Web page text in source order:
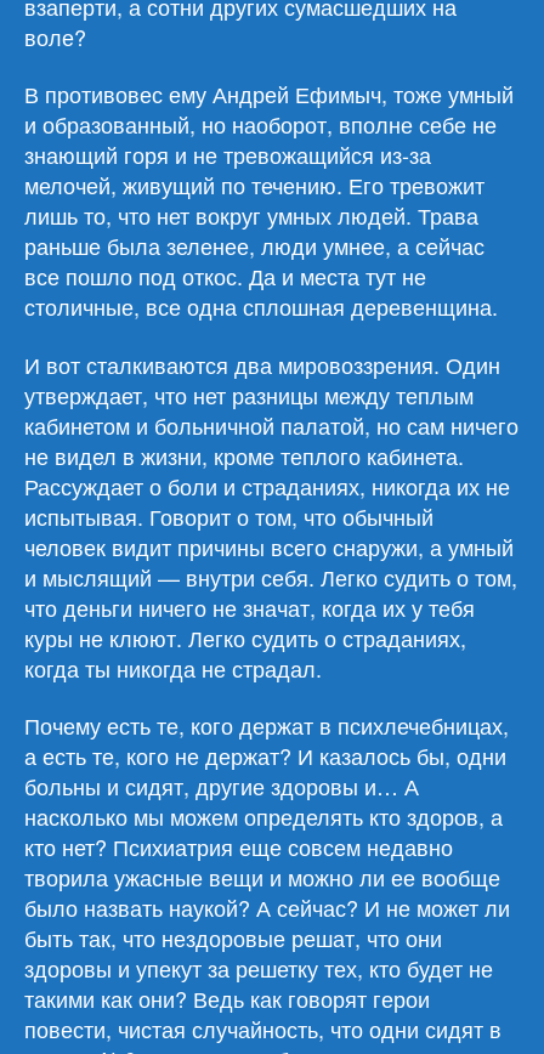
воле?
В противовес ему Андрей Ефимыч, тоже умный
и образованный, но наоборот, вполне себе не
знающий горя и не тревожащийся из-за
мелочей, живущий по течению. Его тревожит
лишь то, что нет вокруг умных людей. Трава
раньше была зеленее, люди умнее, а сейчас
все пошло под откос. Да и места тут не
столичные, все одна сплошная деревенщина.
И вот сталкиваются два мировоззрения. Один
утверждает, что нет разницы между теплым
кабинетом и больничной палатой, но сам ничего
не видел в жизни, кроме теплого кабинета.
Рассуждает о боли и страданиях, никогда их не
испытывая. Говорит о том, что обычный
человек видит причины всего снаружи, а умный
и мыслящий — внутри себя. Легко судить о том,
что деньги ничего не значат, когда их у тебя
куры не клюют. Легко судить о страданиях,
когда ты никогда не страдал.
Почему есть те, кого держат в психлечебницах,
а есть те, кого не держат? И казалось бы, одни
больны и сидят, другие здоровы и… А
насколько мы можем определять кто здоров, а
кто нет? Психиатрия еще совсем недавно
творила ужасные вещи и можно ли ее вообще
было назвать наукой? А сейчас? И не может ли
быть так, что нездоровые решат, что они
здоровы и упекут за решетку тех, кто будет не
такими как они? Ведь как говорят герои
повести, чистая случайность, что одни сидят в